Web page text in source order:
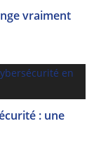
vraiment
: une